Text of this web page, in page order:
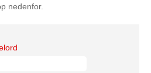
nedenfor.